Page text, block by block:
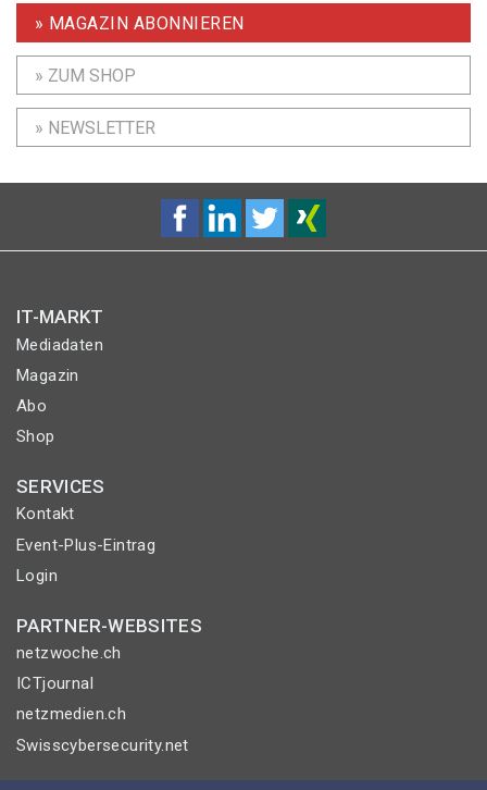
» MAGAZIN ABONNIEREN
» ZUM SHOP
» NEWSLETTER
IT-MARKT
Mediadaten
Magazin
Abo
Shop
SERVICES
Kontakt
Event-Plus-Eintrag
Login
PARTNER-WEBSITES
netzwoche.ch
ICTjournal
netzmedien.ch
Swisscybersecurity.net